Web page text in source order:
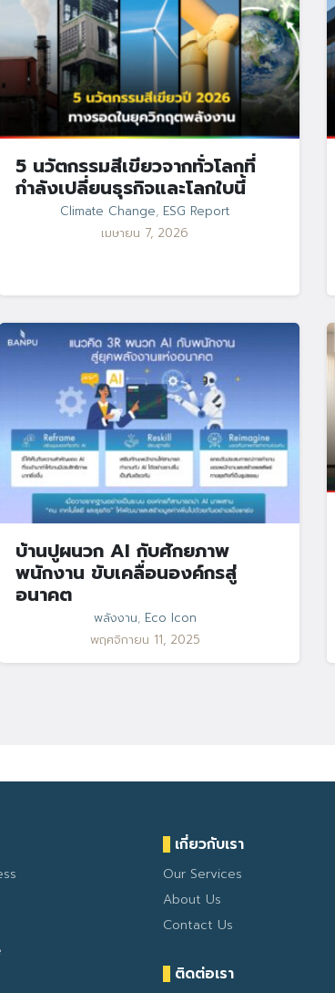
5 นวัตกรรมสีเขียวจากทั่วโลกที่
กำลังเปลี่ยนธุรกิจและโลกใบนี้
Climate Change, ESG Report
เมษายน 7, 2026
บ้านปูผนวก AI กับศักยภาพ
พนักงาน ขับเคลื่อนองค์กรสู่
อนาคต
พลังงาน, Eco Icon
พฤศจิกายน 11, 2025
เกี่ยวกับเรา
Our Services
About Us
Contact Us
ติดต่อเรา